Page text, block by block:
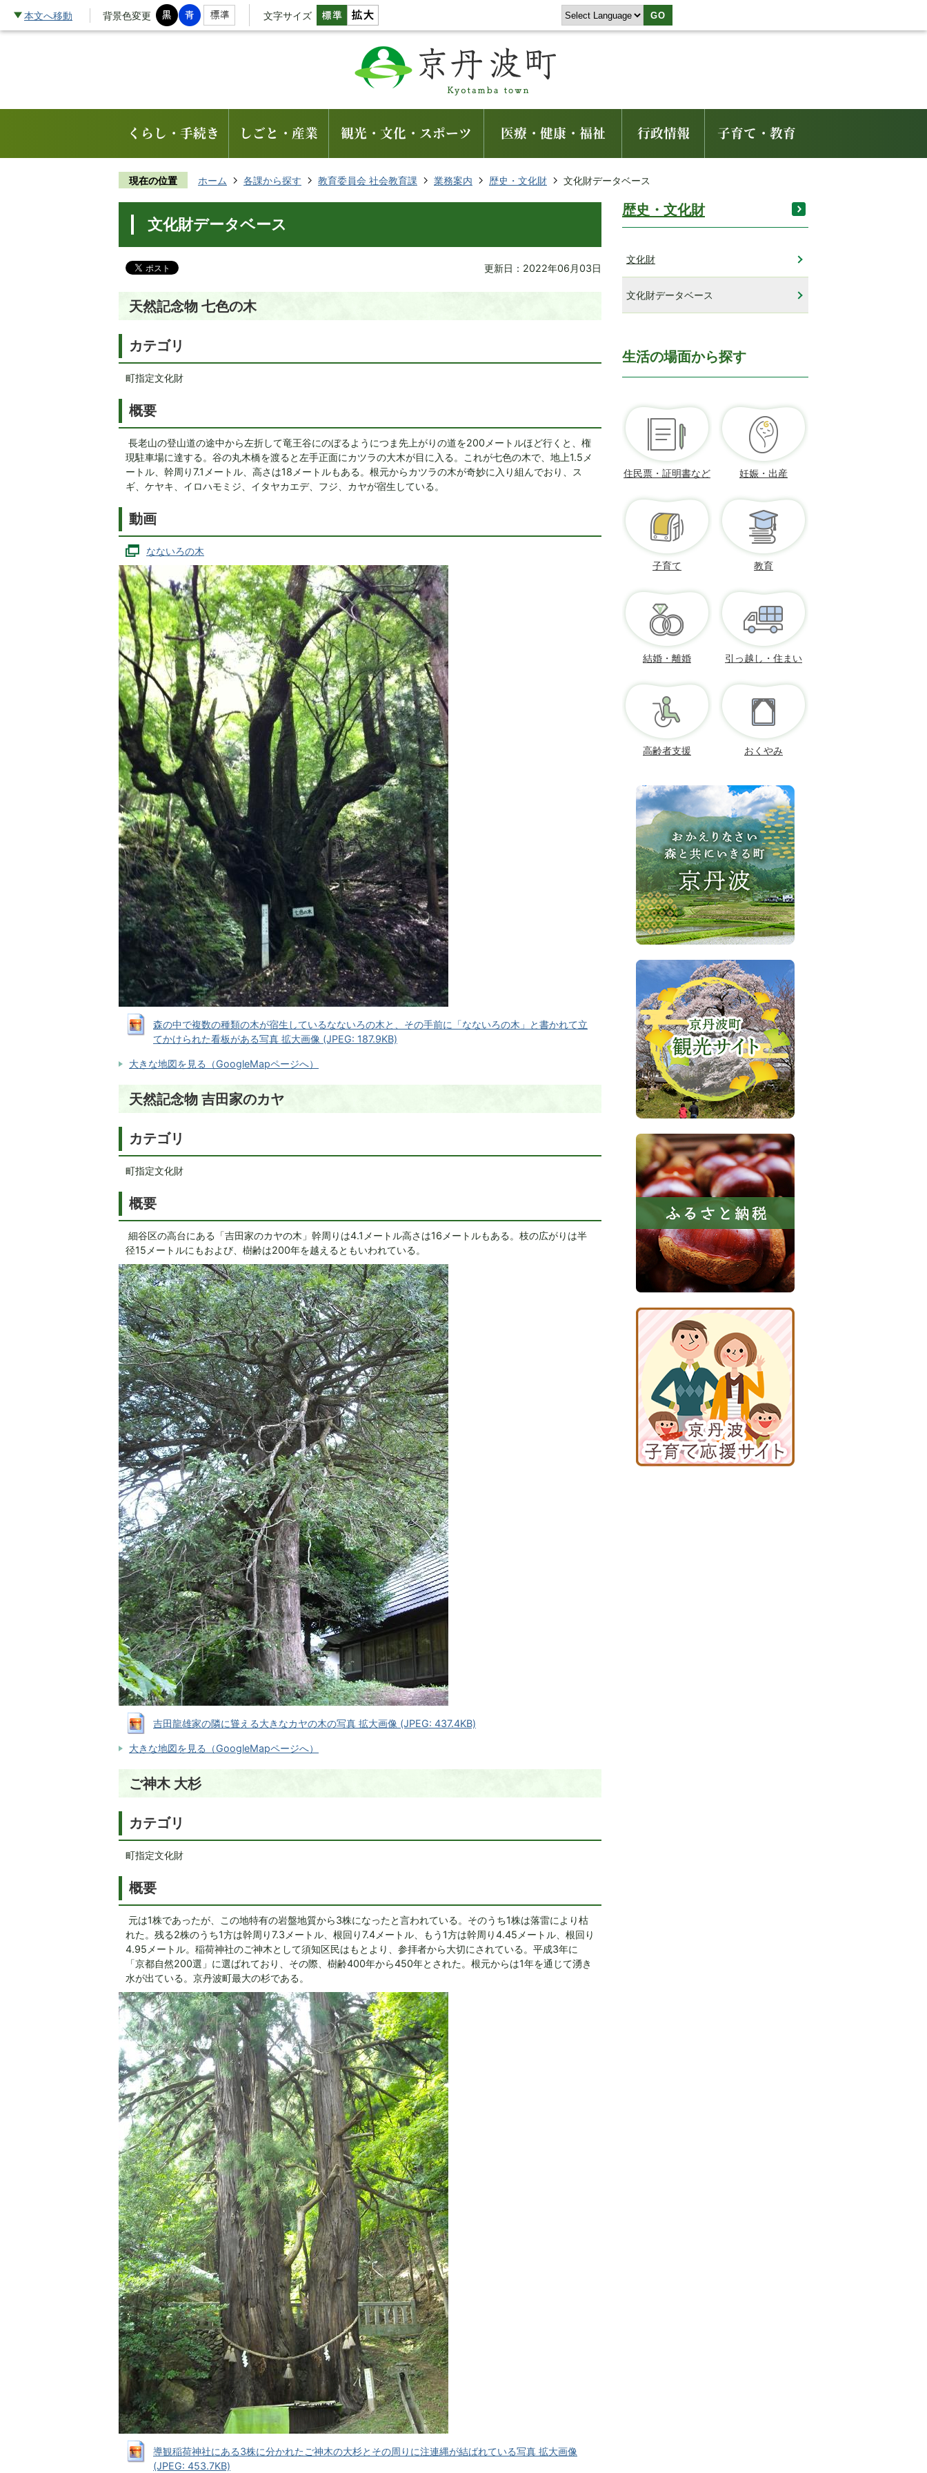
本文へ移動 背景色変更 文字サイズ GO
くらし・手続き しごと・産業 観光・文化・スポーツ 医療・健康・福祉 行政情報 子育て・教育
現在の位置 ホーム 各課から探す 教育委員会 社会教育課 業務案内 歴史・文化財 文化財データベース
文化財データベース
更新日：2022年06月03日
天然記念物 七色の木
カテゴリ
町指定文化財
概要
長老山の登山道の途中から左折して竜王谷にのぼるようにつま先上がりの道を200メートルほど行くと、権
現駐車場に達する。谷の丸木橋を渡ると左手正面にカツラの大木が目に入る。これが七色の木で、地上1.5メ
ートル、幹周り7.1メートル、高さは18メートルもある。根元からカツラの木が奇妙に入り組んでおり、ス
ギ、ケヤキ、イロハモミジ、イタヤカエデ、フジ、カヤが宿生している。
動画
なないろの木
森の中で複数の種類の木が宿生しているなないろの木と、その手前に「なないろの木」と書かれて立
てかけられた看板がある写真 拡大画像 (JPEG: 187.9KB)
大きな地図を見る（GoogleMapページへ）
天然記念物 吉田家のカヤ
カテゴリ
町指定文化財
概要
細谷区の高台にある「吉田家のカヤの木」幹周りは4.1メートル高さは16メートルもある。枝の広がりは半
径15メートルにもおよび、樹齢は200年を越えるともいわれている。
吉田龍雄家の隣に聳える大きなカヤの木の写真 拡大画像 (JPEG: 437.4KB)
大きな地図を見る（GoogleMapページへ）
ご神木 大杉
カテゴリ
町指定文化財
概要
元は1株であったが、この地特有の岩盤地質から3株になったと言われている。そのうち1株は落雷により枯
れた。残る2株のうち1方は幹周り7.3メートル、根回り7.4メートル、もう1方は幹周り4.45メートル、根回り
4.95メートル。稲荷神社のご神木として須知区民はもとより、参拝者から大切にされている。平成3年に
「京都自然200選」に選ばれており、その際、樹齢400年から450年とされた。根元からは1年を通じて湧き
水が出ている。京丹波町最大の杉である。
導観稲荷神社にある3株に分かれたご神木の大杉とその周りに注連縄が結ばれている写真 拡大画像
(JPEG: 453.7KB)
歴史・文化財
文化財
文化財データベース
生活の場面から探す
住民票・証明書など 妊娠・出産
子育て 教育
結婚・離婚 引っ越し・住まい
高齢者支援 おくやみ
お
か
え
り
な
さ
い、
森
と
共
に
き
町
京
丹
波
京
波
町
観
光
サ
イ
ト
ふ
さ
と
納
京
応
イ
ト